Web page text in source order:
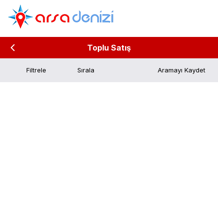
Toplu Satış
Filtrele Aramayı Kaydet